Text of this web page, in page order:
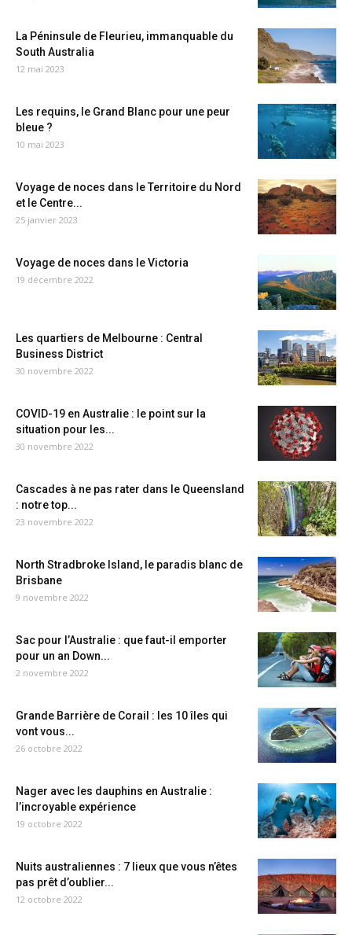
La Péninsule de Fleurieu, immanquable du
South Australia
12 mai 2023
Les requins, le Grand Blanc pour une peur
bleue ?
10 mai 2023
Voyage de noces dans le Territoire du Nord
et le Centre...
25 janvier 2023
Voyage de noces dans le Victoria
19 décembre 2022
Les quartiers de Melbourne : Central
Business District
30 novembre 2022
COVID-19 en Australie : le point sur la
situation pour les...
30 novembre 2022
Cascades à ne pas rater dans le Queensland
: notre top...
23 novembre 2022
North Stradbroke Island, le paradis blanc de
Brisbane
9 novembre 2022
Sac pour l’Australie : que faut-il emporter
pour un an Down...
2 novembre 2022
Grande Barrière de Corail : les 10 îles qui
vont vous...
26 octobre 2022
Nager avec les dauphins en Australie :
l’incroyable expérience
19 octobre 2022
Nuits australiennes : 7 lieux que vous n’êtes
pas prêt d’oublier...
12 octobre 2022